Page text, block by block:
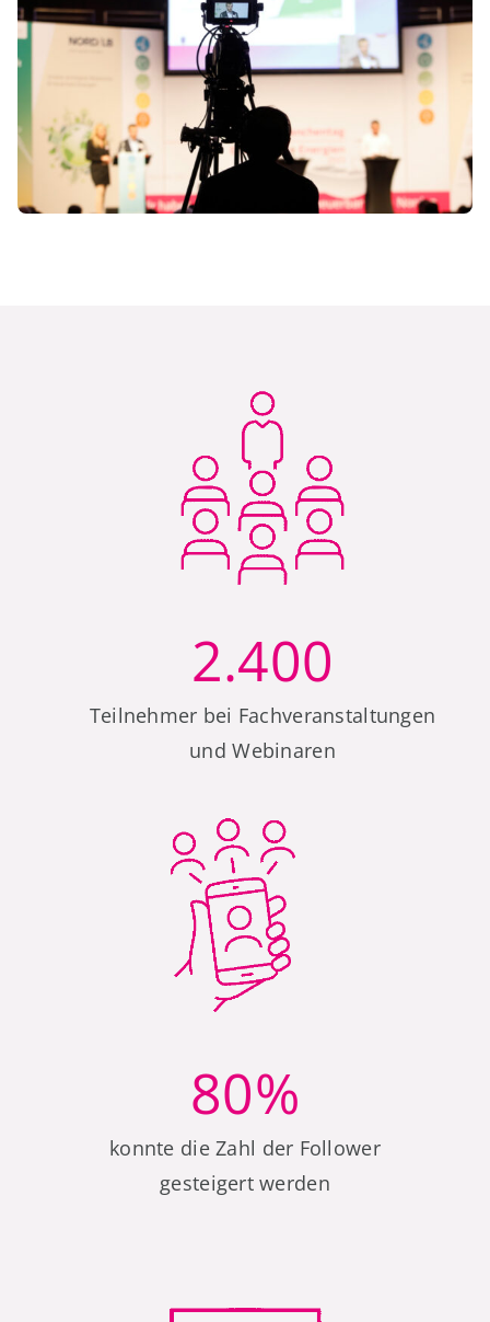
2.400
Teilnehmer bei Fachveranstaltungen
und Webinaren
80%
konnte die Zahl der Follower
gesteigert werden